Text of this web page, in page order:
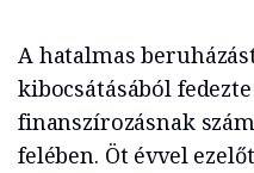
A hatalmas
kibocsátásából
finanszírozásnak
felében. Öt évvel